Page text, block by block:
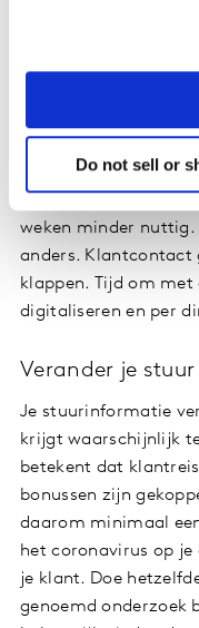
Do not sell or
ontwikkelen. Maar
brengt ons op de
klantreis nog aan de
weken minder
anders. Klantcontact
klappen. Tijd om
digitaliseren en per
Verander je stuur
Je stuurinformatie
krijgt waarschijnlijk
betekent dat
bonussen zijn
daarom minimaal
het coronavirus op
je klant. Doe
genoemd onderzoek